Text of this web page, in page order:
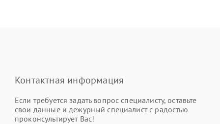
Контактная информация
Если требуется задать вопрос специалисту, оставьте
свои данные и дежурный специалист с радостью
проконсультирует Вас!